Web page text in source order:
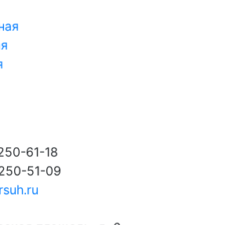
61-18
51-09
площадь, д. 6